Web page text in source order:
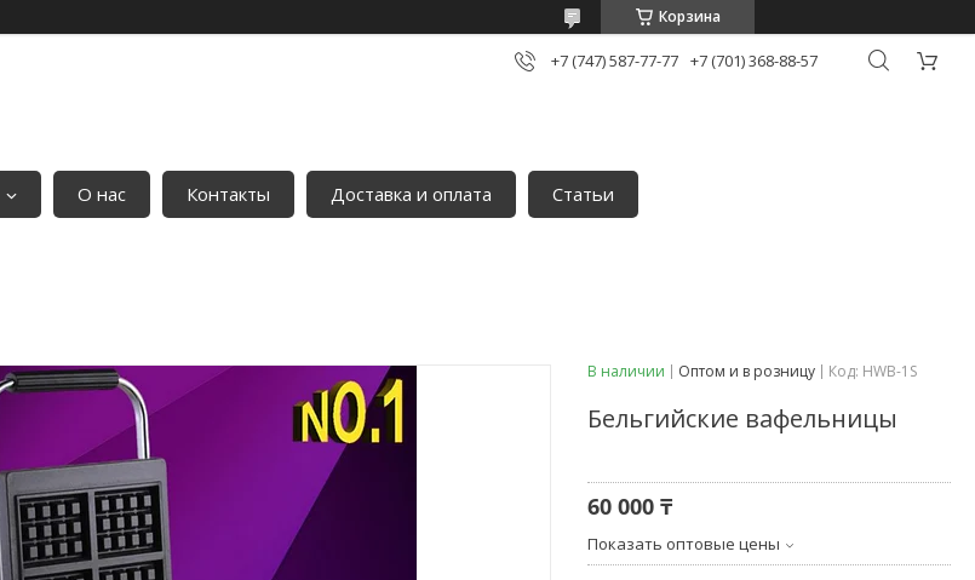
Корзина
+7 (747) 587-77-77 +7 (701) 368-88-57
О нас Контакты Доставка и оплата Статьи
В наличии Оптом и в розницу Код: HWB-1S
Бельгийские вафельницы
60 000 ₸
Показать оптовые цены